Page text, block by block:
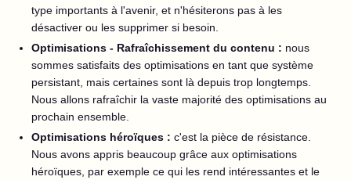
type importants à l'avenir, et n'hésiterons pas à les
désactiver ou les supprimer si besoin.
Optimisations - Rafraîchissement du contenu : nous
sommes satisfaits des optimisations en tant que système
persistant, mais certaines sont là depuis trop longtemps.
Nous allons rafraîchir la vaste majorité des optimisations au
prochain ensemble.
Optimisations héroïques : c'est la pièce de résistance.
Nous avons appris beaucoup grâce aux optimisations
héroïques, par exemple ce qui les rend intéressantes et le